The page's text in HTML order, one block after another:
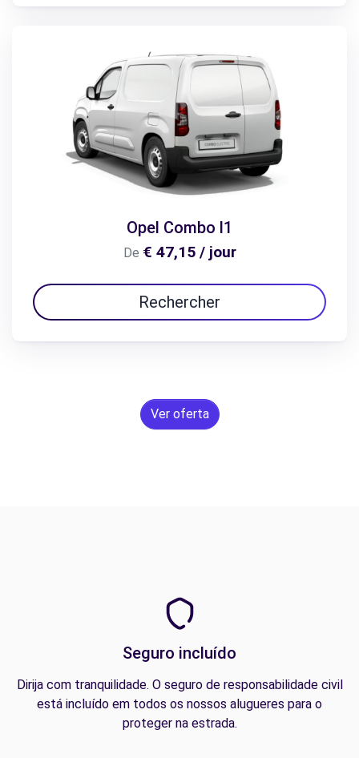
Opel Combo l1
De € 47,15 / jour
Rechercher
Ver oferta
Seguro incluído
Dirija com tranquilidade. O seguro de responsabilidade civil
está incluído em todos os nossos alugueres para o
proteger na estrada.